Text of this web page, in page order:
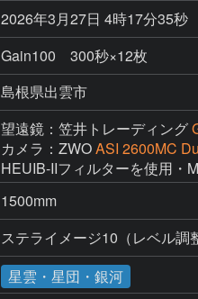
2026年3月27日 4時17分35秒
Gain100 300秒×12枚
島根県出雲市
望遠鏡：笠井トレーディング
カメラ：ZWOASI 2600MC
HEUIB-IIフィルターを使用・
1500mm
ステライメージ10（レベル調
星雲・星団・銀河